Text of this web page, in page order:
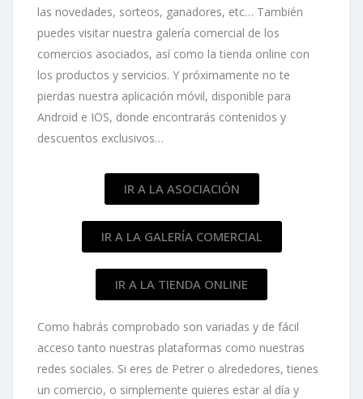
las novedades, sorteos, ganadores, etc… También
puedes visitar nuestra galería comercial de los
comercios asociados, así como la tienda online con
los productos y servicios. Y próximamente no te
pierdas nuestra aplicación móvil, disponible para
Android e IOS, donde encontrarás contenidos y
descuentos exclusivos…
IR A LA ASOCIACIÓN
IR A LA GALERÍA COMERCIAL
IR A LA TIENDA ONLINE
Como habrás comprobado son variadas y de fácil
acceso tanto nuestras plataformas como nuestras
redes sociales. Si eres de Petrer o alrededores, tienes
un comercio, o simplemente quieres estar al día y